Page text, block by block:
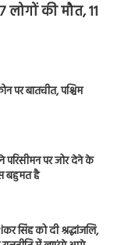
की मौत, 11
पर बातचीत, पश्चिम
परिसीमन पर जोर देने के
बहुमत है
सिंह को दी श्रद्धांजलि,